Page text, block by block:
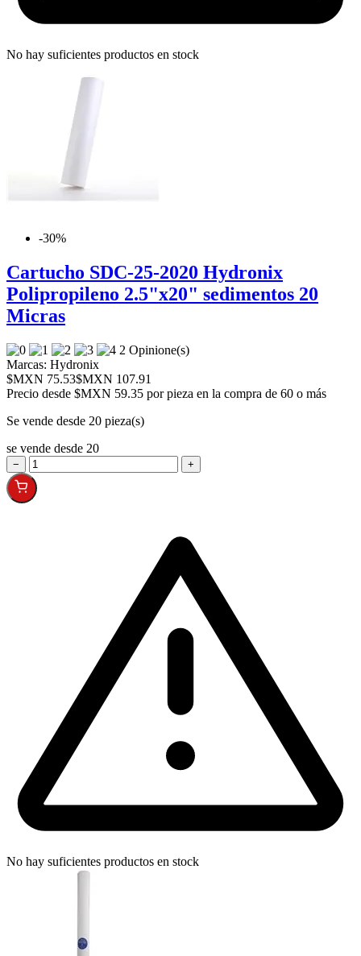
No hay suficientes productos en stock
-30%
Cartucho SDC-25-2020 Hydronix
Polipropileno 2.5"x20" sedimentos 20
Micras
2 Opinione(s)
Marcas: Hydronix
$MXN 75.53$MXN 107.91
Precio desde $MXN 59.35 por pieza en la compra de 60 o más
Se vende desde 20 pieza(s)
se vende desde 20
− +
No hay suficientes productos en stock